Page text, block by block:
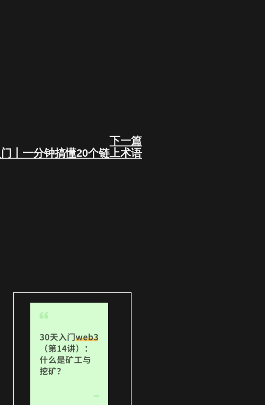
下一篇
丨一分钟搞懂20个链上术语